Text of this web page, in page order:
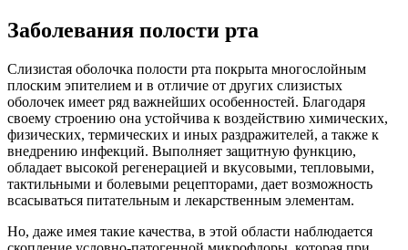
Заболевания полости рта
Слизистая оболочка полости рта покрыта многослойным
плоским эпителием и в отличие от других слизистых
оболочек имеет ряд важнейших особенностей. Благодаря
своему строению она устойчива к воздействию химических,
физических, термических и иных раздражителей, а также к
внедрению инфекций. Выполняет защитную функцию,
обладает высокой регенерацией и вкусовыми, тепловыми,
тактильными и болевыми рецепторами, дает возможность
всасываться питательным и лекарственным элементам.
Но, даже имея такие качества, в этой области наблюдается